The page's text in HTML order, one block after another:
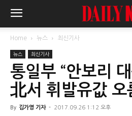
Home 뉴스 최신기사
뉴스 최신기사
통일부 “안보리
北서 휘발유값 오
By 김가영 기자 - 2017.09.26 1:12 오후